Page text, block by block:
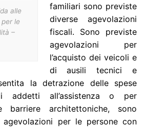
alle
le
–
familiari sono previste
diverse agevolazioni
fiscali. Sono previste
agevolazioni per
l’acquisto dei veicoli e
di ausili tecnici e
la detrazione delle spese
addetti all’assistenza o per
barriere architettoniche, sono
agevolazioni per le persone con